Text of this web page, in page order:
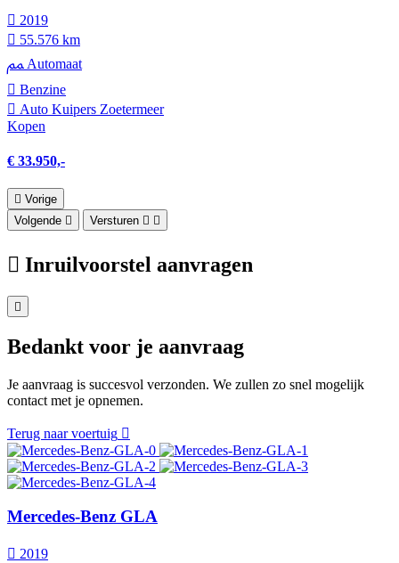
2019
55.576 km
Automaat
Benzine
Auto Kuipers Zoetermeer
Kopen
€ 33.950,-
Vorige
Volgende
Versturen
Inruilvoorstel aanvragen
Bedankt voor je aanvraag
Je aanvraag is succesvol verzonden. We zullen zo snel mogelijk
contact met je opnemen.
Terug naar voertuig
Mercedes-Benz GLA
2019